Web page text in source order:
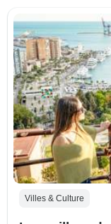
Villes & Culture